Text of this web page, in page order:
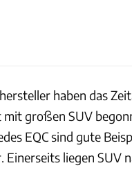
haben das
großen SUV
EQC sind gute
Einerseits liegen SUV